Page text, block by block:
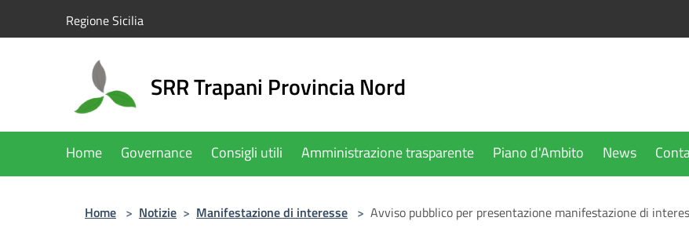
Regione Sicilia
SRR Trapani Provincia Nord
Home Governance Consigli utili Amministrazione trasparente Piano d'Ambito News
Home > Notizie > Manifestazione di interesse > Avviso pubblico per presentazione manifestazione di